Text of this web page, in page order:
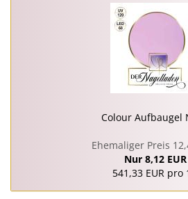
Colour Aufbaugel
Ehemaliger Preis
Nur 8,12 EUR
541,33 EUR pro